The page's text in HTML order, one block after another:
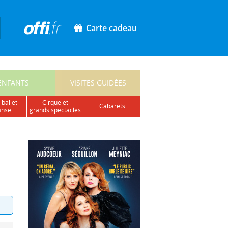
Carte cadeau
VISITES GUIDÉES
ballet
cirque et
grands spectacles
cabarets